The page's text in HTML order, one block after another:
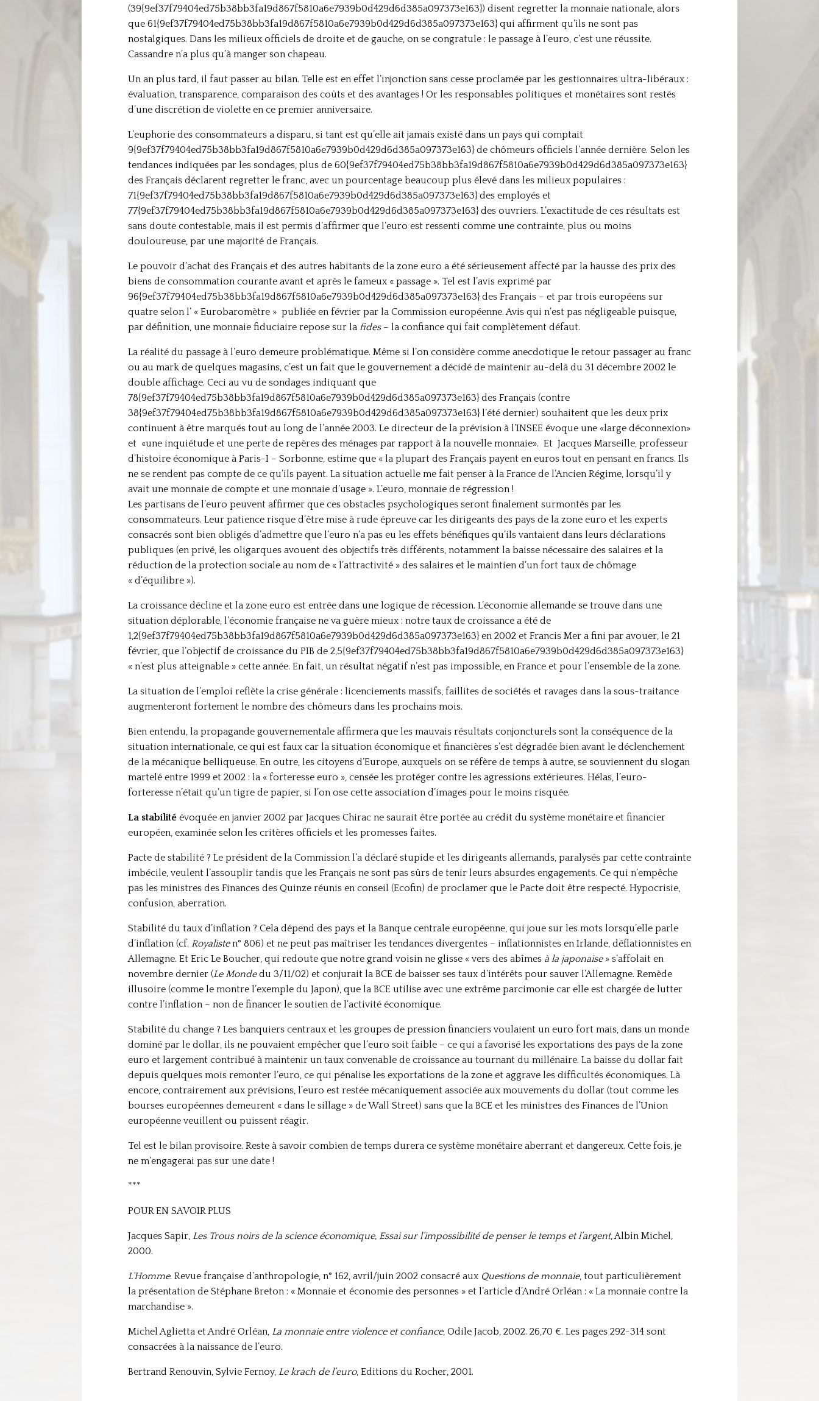
(39{9ef37f79404ed75b38bb3fa19d867f5810a6e7939b0d429d6d385a097373e163}) disent regretter la monnaie nationale, alors
que 61{9ef37f79404ed75b38bb3fa19d867f5810a6e7939b0d429d6d385a097373e163} qui affirment qu’ils ne sont pas
nostalgiques. Dans les milieux officiels de droite et de gauche, on se congratule : le passage à l’euro, c’est une réussite.
Cassandre n’a plus qu’à manger son chapeau.
Un an plus tard, il faut passer au bilan. Telle est en effet l’injonction sans cesse proclamée par les gestionnaires ultra-libéraux :
évaluation, transparence, comparaison des coûts et des avantages ! Or les responsables politiques et monétaires sont restés
d’une discrétion de violette en ce premier anniversaire.
L’euphorie des consommateurs a disparu, si tant est qu’elle ait jamais existé dans un pays qui comptait
9{9ef37f79404ed75b38bb3fa19d867f5810a6e7939b0d429d6d385a097373e163} de chômeurs officiels l’année dernière. Selon les
tendances indiquées par les sondages, plus de 60{9ef37f79404ed75b38bb3fa19d867f5810a6e7939b0d429d6d385a097373e163}
des Français déclarent regretter le franc, avec un pourcentage beaucoup plus élevé dans les milieux populaires :
71{9ef37f79404ed75b38bb3fa19d867f5810a6e7939b0d429d6d385a097373e163} des employés et
77{9ef37f79404ed75b38bb3fa19d867f5810a6e7939b0d429d6d385a097373e163} des ouvriers. L’exactitude de ces résultats est
sans doute contestable, mais il est permis d’affirmer que l’euro est ressenti comme une contrainte, plus ou moins
douloureuse, par une majorité de Français.
Le pouvoir d’achat des Français et des autres habitants de la zone euro a été sérieusement affecté par la hausse des prix des
biens de consommation courante avant et après le fameux « passage ». Tel est l’avis exprimé par
96{9ef37f79404ed75b38bb3fa19d867f5810a6e7939b0d429d6d385a097373e163} des Français – et par trois européens sur
quatre selon l’ « Eurobaromètre » publiée en février par la Commission européenne. Avis qui n’est pas négligeable puisque,
par définition, une monnaie fiduciaire repose sur la fides– la confiance qui fait complètement défaut.
La réalité du passage à l’euro demeure problématique. Même si l’on considère comme anecdotique le retour passager au franc
ou au mark de quelques magasins, c’est un fait que le gouvernement a décidé de maintenir au-delà du 31 décembre 2002 le
double affichage. Ceci au vu de sondages indiquant que
78{9ef37f79404ed75b38bb3fa19d867f5810a6e7939b0d429d6d385a097373e163} des Français (contre
38{9ef37f79404ed75b38bb3fa19d867f5810a6e7939b0d429d6d385a097373e163} l’été dernier) souhaitent que les deux prix
continuent à être marqués tout au long de l’année 2003. Le directeur de la prévision à l’INSEE évoque une «large déconnexion»
et «une inquiétude et une perte de repères des ménages par rapport à la nouvelle monnaie». Et Jacques Marseille, professeur
d’histoire économique à Paris-I – Sorbonne, estime que « la plupart des Français payent en euros tout en pensant en francs. Ils
ne se rendent pas compte de ce qu’ils payent. La situation actuelle me fait penser à la France de l’Ancien Régime, lorsqu’il y
avait une monnaie de compte et une monnaie d’usage ». L’euro, monnaie de régression !
Les partisans de l’euro peuvent affirmer que ces obstacles psychologiques seront finalement surmontés par les
consommateurs. Leur patience risque d’être mise à rude épreuve car les dirigeants des pays de la zone euro et les experts
consacrés sont bien obligés d’admettre que l’euro n’a pas eu les effets bénéfiques qu’ils vantaient dans leurs déclarations
publiques (en privé, les oligarques avouent des objectifs très différents, notamment la baisse nécessaire des salaires et la
réduction de la protection sociale au nom de « l’attractivité » des salaires et le maintien d’un fort taux de chômage
« d’équilibre »).
La croissance décline et la zone euro est entrée dans une logique de récession. L’économie allemande se trouve dans une
situation déplorable, l’économie française ne va guère mieux : notre taux de croissance a été de
1,2{9ef37f79404ed75b38bb3fa19d867f5810a6e7939b0d429d6d385a097373e163} en 2002 et Francis Mer a fini par avouer, le 21
février, que l’objectif de croissance du PIB de 2,5{9ef37f79404ed75b38bb3fa19d867f5810a6e7939b0d429d6d385a097373e163}
« n’est plus atteignable » cette année. En fait, un résultat négatif n’est pas impossible, en France et pour l’ensemble de la zone.
La situation de l’emploi reflète la crise générale : licenciements massifs, faillites de sociétés et ravages dans la sous-traitance
augmenteront fortement le nombre des chômeurs dans les prochains mois.
Bien entendu, la propagande gouvernementale affirmera que les mauvais résultats conjoncturels sont la conséquence de la
situation internationale, ce qui est faux car la situation économique et financières s’est dégradée bien avant le déclenchement
de la mécanique belliqueuse. En outre, les citoyens d’Europe, auxquels on se réfère de temps à autre, se souviennent du slogan
martelé entre 1999 et 2002 : la « forteresse euro », censée les protéger contre les agressions extérieures. Hélas, l’euro-
forteresse n’était qu’un tigre de papier, si l’on ose cette association d’images pour le moins risquée.
La stabilitéévoquée en janvier 2002 par Jacques Chirac ne saurait être portée au crédit du système monétaire et financier
européen, examinée selon les critères officiels et les promesses faites.
Pacte de stabilité ? Le président de la Commission l’a déclaré stupide et les dirigeants allemands, paralysés par cette contrainte
imbécile, veulent l’assouplir tandis que les Français ne sont pas sûrs de tenir leurs absurdes engagements. Ce qui n’empêche
pas les ministres des Finances des Quinze réunis en conseil (Ecofin) de proclamer que le Pacte doit être respecté. Hypocrisie,
confusion, aberration.
Stabilité du taux d’inflation ? Cela dépend des pays et la Banque centrale européenne, qui joue sur les mots lorsqu’elle parle
d’inflation (cf. Royalisten° 806) et ne peut pas maîtriser les tendances divergentes – inflationnistes en Irlande, déflationnistes en
Allemagne. Et Eric Le Boucher, qui redoute que notre grand voisin ne glisse « vers des abîmes à la japonaise» s’affolait en
novembre dernier (Le Mondedu 3/11/02) et conjurait la BCE de baisser ses taux d’intérêts pour sauver l’Allemagne. Remède
illusoire (comme le montre l’exemple du Japon), que la BCE utilise avec une extrême parcimonie car elle est chargée de lutter
contre l’inflation – non de financer le soutien de l’activité économique.
Stabilité du change ? Les banquiers centraux et les groupes de pression financiers voulaient un euro fort mais, dans un monde
dominé par le dollar, ils ne pouvaient empêcher que l’euro soit faible – ce qui a favorisé les exportations des pays de la zone
euro et largement contribué à maintenir un taux convenable de croissance au tournant du millénaire. La baisse du dollar fait
depuis quelques mois remonter l’euro, ce qui pénalise les exportations de la zone et aggrave les difficultés économiques. Là
encore, contrairement aux prévisions, l’euro est restée mécaniquement associée aux mouvements du dollar (tout comme les
bourses européennes demeurent « dans le sillage » de Wall Street) sans que la BCE et les ministres des Finances de l’Union
européenne veuillent ou puissent réagir.
Tel est le bilan provisoire. Reste à savoir combien de temps durera ce système monétaire aberrant et dangereux. Cette fois, je
ne m’engagerai pas sur une date !
***
POUR EN SAVOIR PLUS
Jacques Sapir, Les Trous noirs de la science économique, Essai sur l’impossibilité de penser le temps et l’argent, Albin Michel,
2000.
L’Homme. Revue française d’anthropologie, n° 162, avril/juin 2002 consacré aux Questions de monnaie, tout particulièrement
la présentation de Stéphane Breton : « Monnaie et économie des personnes » et l’article d’André Orléan : « La monnaie contre la
marchandise ».
Michel Aglietta et André Orléan, La monnaie entre violence et confiance, Odile Jacob, 2002. 26,70 €. Les pages 292-314 sont
consacrées à la naissance de l’euro.
Bertrand Renouvin, Sylvie Fernoy, Le krach de l’euro, Editions du Rocher, 2001.